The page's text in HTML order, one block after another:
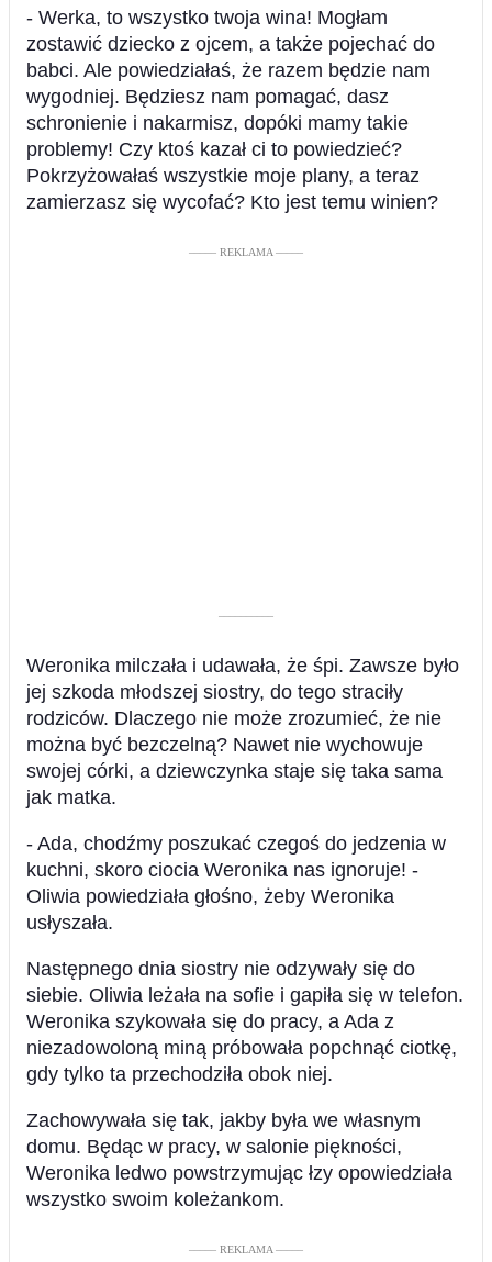
- Werka, to wszystko twoja wina! Mogłam
zostawić dziecko z ojcem, a także pojechać do
babci. Ale powiedziałaś, że razem będzie nam
wygodniej. Będziesz nam pomagać, dasz
schronienie i nakarmisz, dopóki mamy takie
problemy! Czy ktoś kazał ci to powiedzieć?
Pokrzyżowałaś wszystkie moje plany, a teraz
zamierzasz się wycofać? Kto jest temu winien?
––––– REKLAMA –––––
––––––––––
Weronika milczała i udawała, że śpi. Zawsze było
jej szkoda młodszej siostry, do tego straciły
rodziców. Dlaczego nie może zrozumieć, że nie
można być bezczelną? Nawet nie wychowuje
swojej córki, a dziewczynka staje się taka sama
jak matka.
- Ada, chodźmy poszukać czegoś do jedzenia w
kuchni, skoro ciocia Weronika nas ignoruje! -
Oliwia powiedziała głośno, żeby Weronika
usłyszała.
Następnego dnia siostry nie odzywały się do
siebie. Oliwia leżała na sofie i gapiła się w telefon.
Weronika szykowała się do pracy, a Ada z
niezadowoloną miną próbowała popchnąć ciotkę,
gdy tylko ta przechodziła obok niej.
Zachowywała się tak, jakby była we własnym
domu. Będąc w pracy, w salonie piękności,
Weronika ledwo powstrzymując łzy opowiedziała
wszystko swoim koleżankom.
––––– REKLAMA –––––